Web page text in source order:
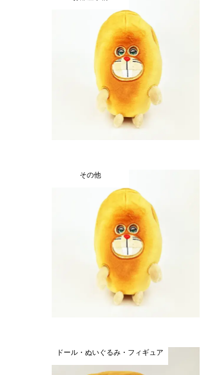
その他
ドール・ぬいぐるみ・フィギュア